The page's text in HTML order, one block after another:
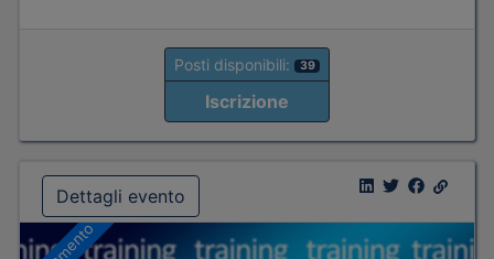
Posti disponibili: 39
Iscrizione
Dettagli evento